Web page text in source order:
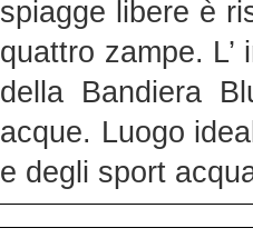
spiagge libere è
quattro zampe.
della Bandiera
acque. Luogo
e degli sport